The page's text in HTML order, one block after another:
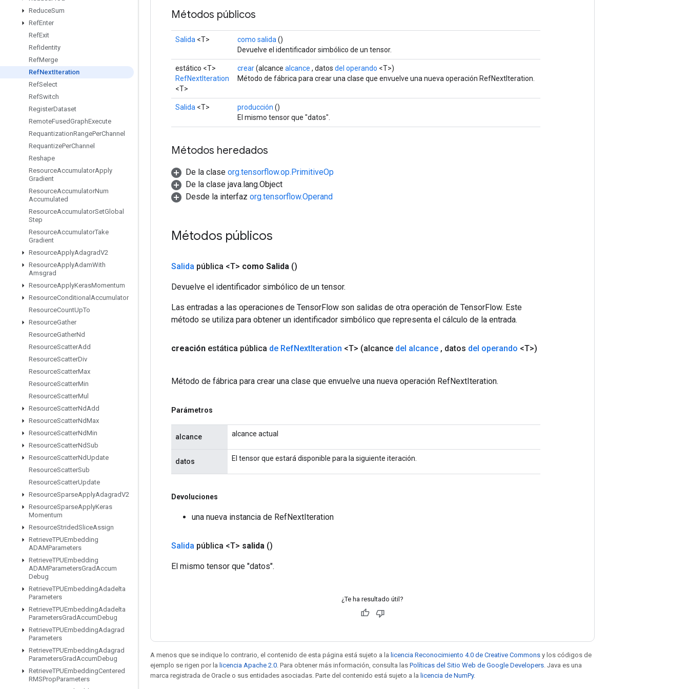
ReduceSum
RefEnter
RefExit
RefIdentity
RefMerge
RefNextIteration
RefSelect
RefSwitch
RegisterDataset
RemoteFusedGraphExecute
RequantizationRangePerChannel
RequantizePerChannel
Reshape
ResourceAccumulatorApply
Gradient
ResourceAccumulatorNum
Accumulated
ResourceAccumulatorSetGlobal
Step
ResourceAccumulatorTake
Gradient
ResourceApplyAdagradV2
ResourceApplyAdamWith
Amsgrad
ResourceApplyKerasMomentum
ResourceConditional Accumulator
ResourceCountUpTo
ResourceGather
ResourceGatherNd
ResourceScatterAdd
ResourceScatterDiv
ResourceScatterMax
ResourceScatterMin
ResourceScatterMul
ResourceScatterNdAdd
ResourceScatterNdMax
ResourceScatterNdMin
ResourceScatterNdSub
ResourceScatterNdUpdate
ResourceScatterSub
ResourceScatterUpdate
ResourceSparseApplyAdagradV2
ResourceSparseApplyKeras
Momentum
ResourceStridedSliceAssign
RetrieveTPUEmbedding
ADAMParameters
RetrieveTPUEmbedding
ADAMParametersGradAccum
Debug
RetrieveTPUEmbeddingAdadelta
Parameters
RetrieveTPUEmbeddingAdadelta
ParametersGradAccumDebug
RetrieveTPUEmbeddingAdagrad
Parameters
RetrieveTPUEmbeddingAdagrad
ParametersGradAccumDebug
RetrieveTPUEmbeddingCentered
RMSPropParameters
Métodos públicos
Salida <T> como salida ()
Devuelve el identificador simbólico de un tensor.
estático <T>
RefNextIteration
<T>
crear(alcance alcance , datos del operando <T>)
Método de fábrica para crear una clase que envuelve una nueva operación RefNextIteration.
Salida <T> producción ()
El mismo tensor que "datos".
Métodos heredados
De la clase org.tensorflow.op.PrimitiveOp
De la clase java.lang.Object
Desde la interfaz org.tensorflow.Operand
Métodos públicos
Salida pública <T> como Salida ()
Devuelve el identificador simbólico de un tensor.
Las entradas a las operaciones de TensorFlow son salidas de otra operación de TensorFlow. Este
método se utiliza para obtener un identificador simbólico que representa el cálculo de la entrada.
creación estática pública de RefNextIteration <T> (alcance del alcance , datos del operando <T>)
Método de fábrica para crear una clase que envuelve una nueva operación RefNextIteration.
Parámetros
alcance alcance actual
datos El tensor que estará disponible para la siguiente iteración.
Devoluciones
una nueva instancia de RefNextIteration
Salida pública <T> salida ()
El mismo tensor que "datos".
¿Te ha resultado útil?
A menos que se indique lo contrario, el contenido de esta página está sujeto a la licencia Reconocimiento 4.0 de Creative Commons y los códigos de
ejemplo se rigen por la licencia Apache 2.0 . Para obtener más información, consulta las Políticas del Sitio Web de Google Developers . Java es una
marca registrada de Oracle o sus entidades asociadas. Parte del contenido está sujeto a la licencia de NumPy.